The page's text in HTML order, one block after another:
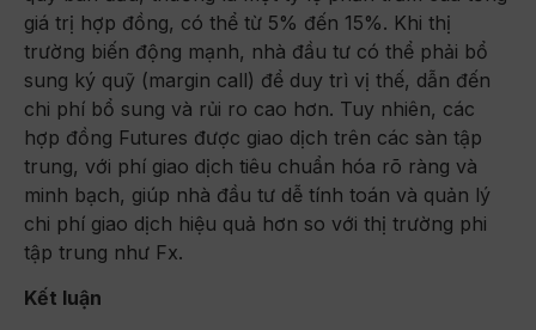
giá trị hợp đồng, có thể từ 5% đến 15%. Khi thị
trường biến động mạnh, nhà đầu tư có thể phải bổ
sung ký quỹ (margin call) để duy trì vị thế, dẫn đến
chi phí bổ sung và rủi ro cao hơn. Tuy nhiên, các
hợp đồng Futures được giao dịch trên các sàn tập
trung, với phí giao dịch tiêu chuẩn hóa rõ ràng và
minh bạch, giúp nhà đầu tư dễ tính toán và quản lý
chi phí giao dịch hiệu quả hơn so với thị trường phi
tập trung như Fx.
Kết luận